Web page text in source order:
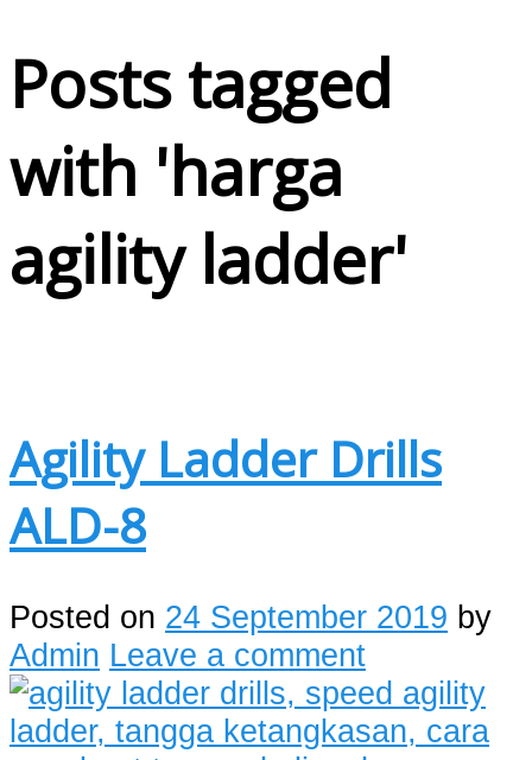
Posts tagged
with 'harga
agility ladder'
Agility Ladder Drills
ALD-8
Posted on 24 September 2019 by
Admin Leave a comment